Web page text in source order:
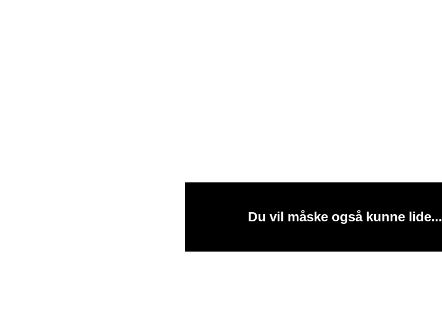
Du vil måske også kunne lide...